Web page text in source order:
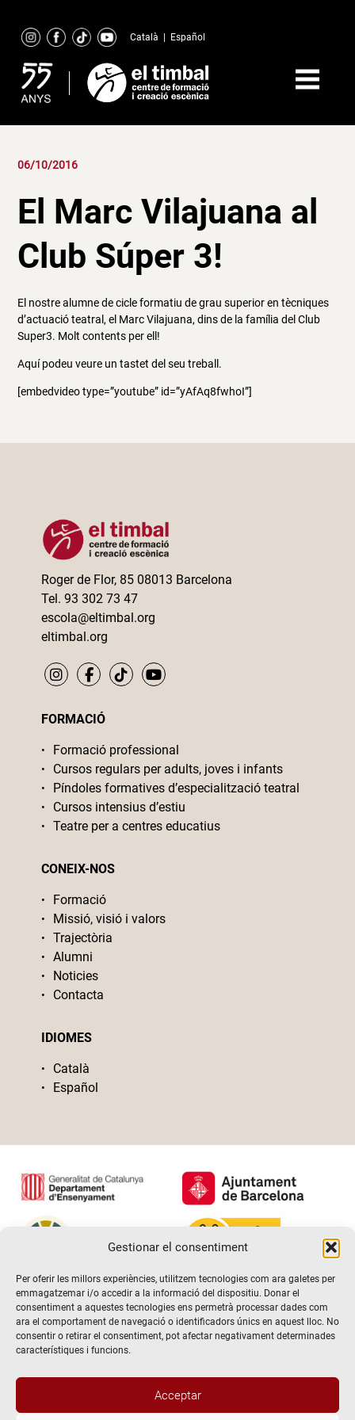
Gestionar el consentiment
Per oferir les millors experiències, utilitzem tecnologies com ara galetes per
emmagatzemar i/o accedir a la informació del dispositiu. Donar el
consentiment a aquestes tecnologies ens permetrà processar dades com
ara el comportament de navegació o identificadors únics en aquest lloc. No
consentir o retirar el consentiment, pot afectar negativament determinades
característiques i funcions.
Acceptar
content
Català Español
06/10/2016
El Marc Vilajuana al
Club Súper 3!
El nostre alumne de cicle formatiu de grau superior en tècniques
d’actuació teatral, el Marc Vilajuana, dins de la família del Club
Super3. Molt contents per ell!
Aquí podeu veure un tastet del seu treball.
[embedvideo type=”youtube” id=”yAfAq8fwhoI”]
Roger de Flor, 85 08013 Barcelona
Tel. 93 302 73 47
escola@eltimbal.org
eltimbal.org
FORMACIÓ
Formació professional
Cursos regulars per adults, joves i infants
Píndoles formatives d’especialització teatral
Cursos intensius d’estiu
Teatre per a centres educatius
CONEIX-NOS
Formació
Missió, visió i valors
Trajectòria
Alumni
Noticies
Contacta
IDIOMES
Català
Español